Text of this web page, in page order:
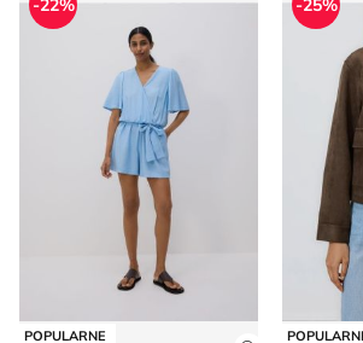
POPULARNE
-22% -25%